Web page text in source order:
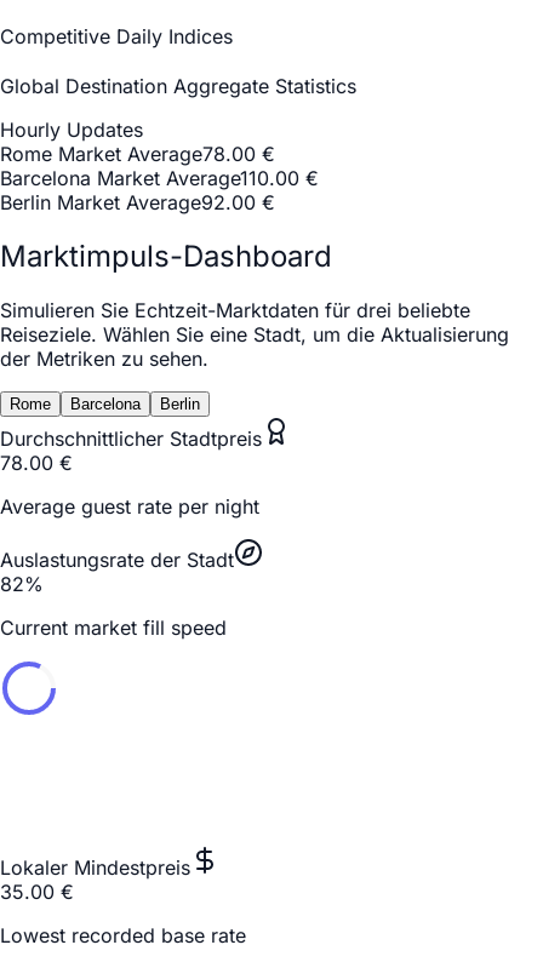
Competitive Daily Indices
Global Destination Aggregate Statistics
Hourly Updates
Rome Market Average78.00 €
Barcelona Market Average110.00 €
Berlin Market Average92.00 €
Marktimpuls-Dashboard
Simulieren Sie Echtzeit-Marktdaten für drei beliebte
Reiseziele. Wählen Sie eine Stadt, um die Aktualisierung
der Metriken zu sehen.
Rome Barcelona Berlin
Durchschnittlicher Stadtpreis
78.00 €
Average guest rate per night
Auslastungsrate der Stadt
82%
Current market fill speed
Lokaler Mindestpreis
35.00 €
Lowest recorded base rate